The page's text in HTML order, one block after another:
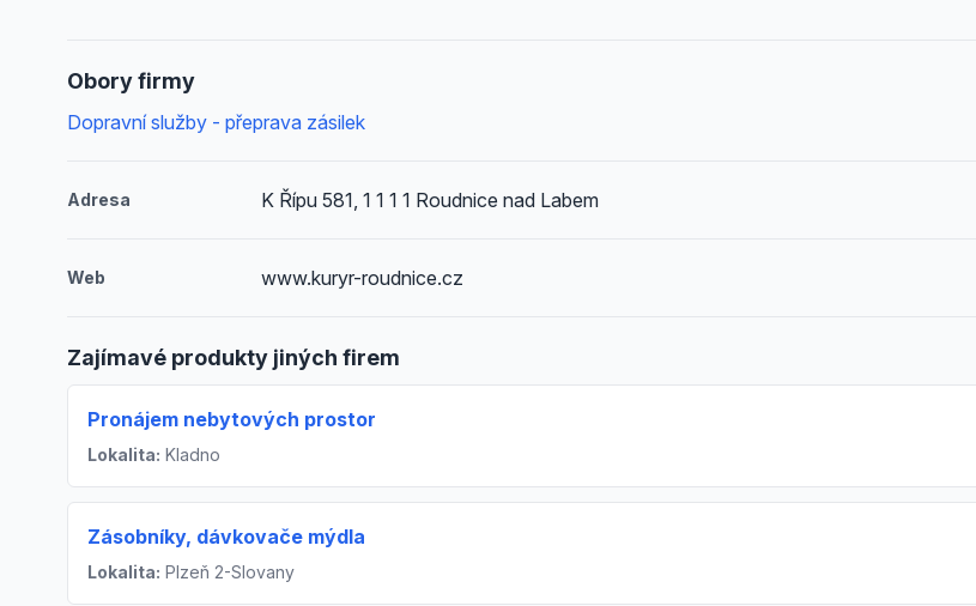
Obory firmy
Dopravní služby - přeprava zásilek
Adresa K Řípu 581, 1 1 1 1 Roudnice nad Labem
Web www.kuryr-roudnice.cz
Zajímavé produkty jiných firem
Pronájem nebytových prostor
Lokalita: Kladno
Zásobníky, dávkovače mýdla
Lokalita: Plzeň 2-Slovany